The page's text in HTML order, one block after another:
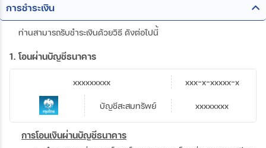
การชำระเงิน
ท่านสามารถรับชำระเงินด้วยวิธี ดังต่อไปนี้
1. โอนผ่านบัญชีธนาคาร
บัญชีสะสมทรัพย์
xxxxxxxxx
xxxxxxxx
xxx-x-xxxxx-x
การโอนเงินผ่านบัญชีธนาคาร